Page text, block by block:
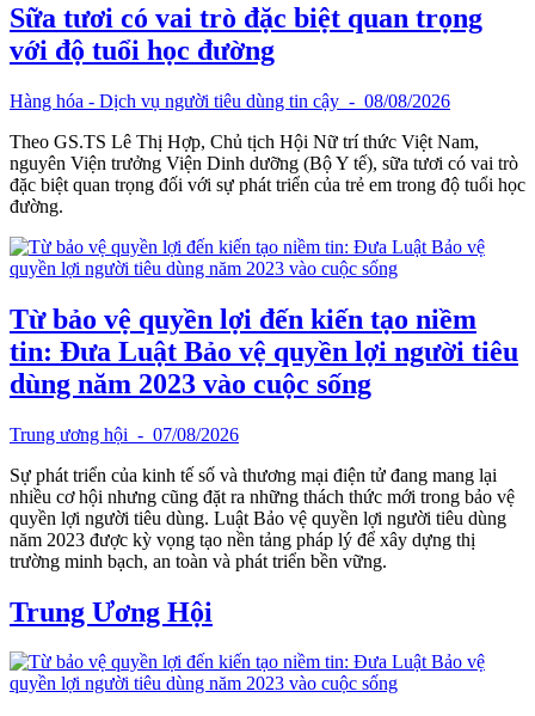
Sữa tươi có vai trò đặc biệt quan trọng
với độ tuổi học đường
Hàng hóa - Dịch vụ người tiêu dùng tin cậy - 08/08/2026
Theo GS.TS Lê Thị Hợp, Chủ tịch Hội Nữ trí thức Việt Nam,
nguyên Viện trưởng Viện Dinh dưỡng (Bộ Y tế), sữa tươi có vai trò
đặc biệt quan trọng đối với sự phát triển của trẻ em trong độ tuổi học
đường.
Từ bảo vệ quyền lợi đến kiến tạo niềm
tin: Đưa Luật Bảo vệ quyền lợi người tiêu
dùng năm 2023 vào cuộc sống
Trung ương hội - 07/08/2026
Sự phát triển của kinh tế số và thương mại điện tử đang mang lại
nhiều cơ hội nhưng cũng đặt ra những thách thức mới trong bảo vệ
quyền lợi người tiêu dùng. Luật Bảo vệ quyền lợi người tiêu dùng
năm 2023 được kỳ vọng tạo nền tảng pháp lý để xây dựng thị
trường minh bạch, an toàn và phát triển bền vững.
Trung Ương Hội